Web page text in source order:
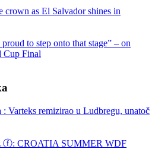
crown as El Salvador shines in
to step onto that stage” – on
Cup Final
: Varteks remizirao u Ludbregu, unatoč
ⓕ: CROATIA SUMMER WDF